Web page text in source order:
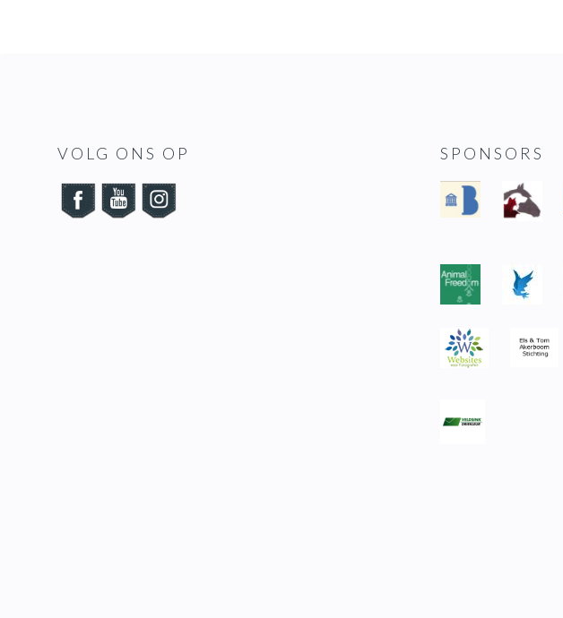
FOOTER
VOLG ONS OP SPONSORS